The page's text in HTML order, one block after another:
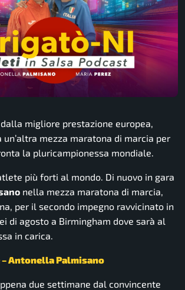
migliore prestazione europea,
un’altra mezza maratona di marcia per
la pluricampionessa mondiale.
più forti al mondo. Di nuovo in gara
nella mezza maratona di marcia,
per il secondo impegno ravvicinato in
di agosto a Birmingham dove sarà al
in carica.
Antonella Palmisano
due settimane dal convincente